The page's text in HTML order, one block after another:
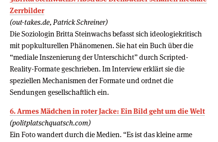
Zerrbilder
(out-takes.de, Patrick Schreiner)
Die Soziologin Britta Steinwachs befasst sich ideologiekritisch
mit popkulturellen Phänomenen. Sie hat ein Buch über die
“mediale Inszenierung der Unterschicht” durch Scripted-
Reality-Formate geschrieben. Im Interview erklärt sie die
speziellen Mechanismen der Formate und ordnet die
Sendungen gesellschaftlich ein.
6. Armes Mädchen in roter Jacke: Ein Bild geht um die Welt
(politplatschquatsch.com)
Ein Foto wandert durch die Medien. “Es ist das kleine arme